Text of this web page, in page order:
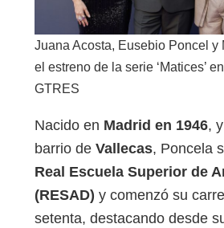
Juana Acosta, Eusebio Poncel y
el estreno de la serie ‘Matices’
GTRES
Nacido en Madrid en 1946,
barrio de Vallecas, Poncela
Real Escuela Superior de
(RESAD) y comenzó su
setenta, destacando desde